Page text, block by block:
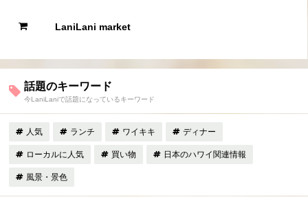
LaniLani market
話題のキーワード
今LaniLaniで話題になっているキーワード
人気 ランチ ワイキキ ディナー
ローカルに人気 買い物 日本のハワイ関連情報
風景・景色